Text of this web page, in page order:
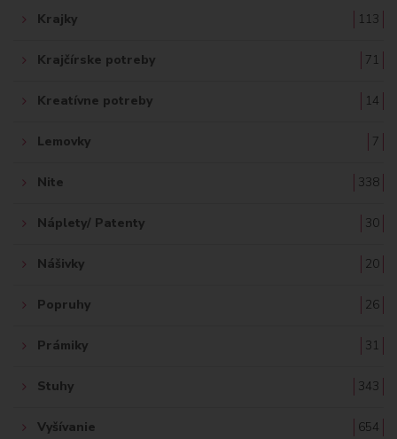
Krajky 113
Krajčírske potreby 71
Kreatívne potreby 14
Lemovky 7
Nite 338
Náplety/ Patenty 30
Nášivky 20
Popruhy 26
Prámiky 31
Stuhy 343
Vyšívanie 654